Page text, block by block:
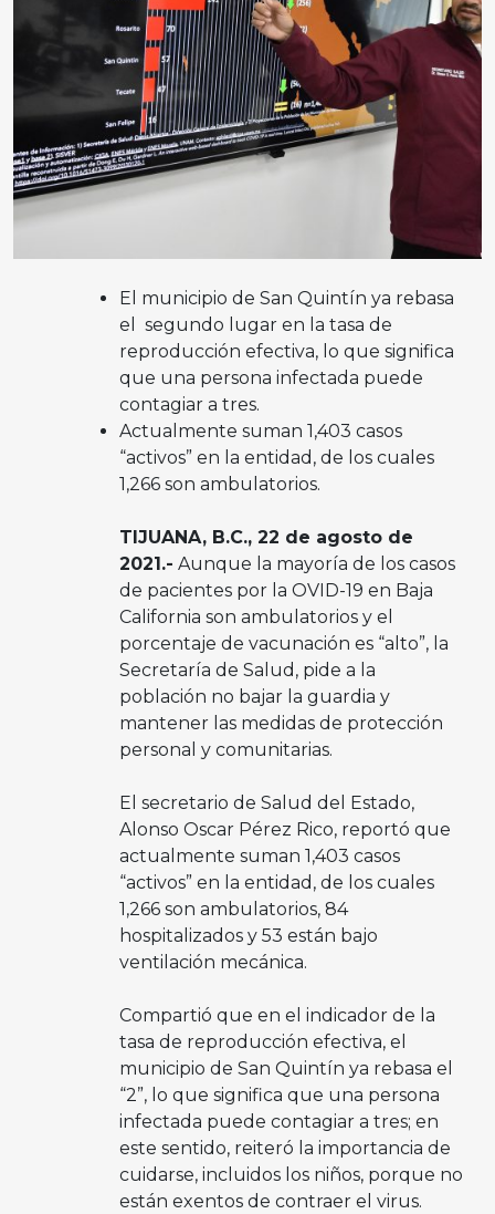
El municipio de San Quintín ya rebasa
el segundo lugar en la tasa de
reproducción efectiva, lo que significa
que una persona infectada puede
contagiar a tres.
Actualmente suman 1,403 casos
“activos” en la entidad, de los cuales
1,266 son ambulatorios.
TIJUANA, B.C., 22 de agosto de
2021.- Aunque la mayoría de los casos
de pacientes por la OVID-19 en Baja
California son ambulatorios y el
porcentaje de vacunación es “alto”, la
Secretaría de Salud, pide a la
población no bajar la guardia y
mantener las medidas de protección
personal y comunitarias.
El secretario de Salud del Estado,
Alonso Oscar Pérez Rico, reportó que
actualmente suman 1,403 casos
“activos” en la entidad, de los cuales
1,266 son ambulatorios, 84
hospitalizados y 53 están bajo
ventilación mecánica.
Compartió que en el indicador de la
tasa de reproducción efectiva, el
municipio de San Quintín ya rebasa el
“2”, lo que significa que una persona
infectada puede contagiar a tres; en
este sentido, reiteró la importancia de
cuidarse, incluidos los niños, porque no
están exentos de contraer el virus.